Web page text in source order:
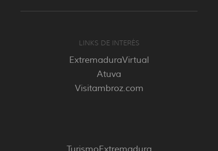
LINKS DE INTERÉS
ExtremaduraVirtual
Atuva
Visitambroz.com